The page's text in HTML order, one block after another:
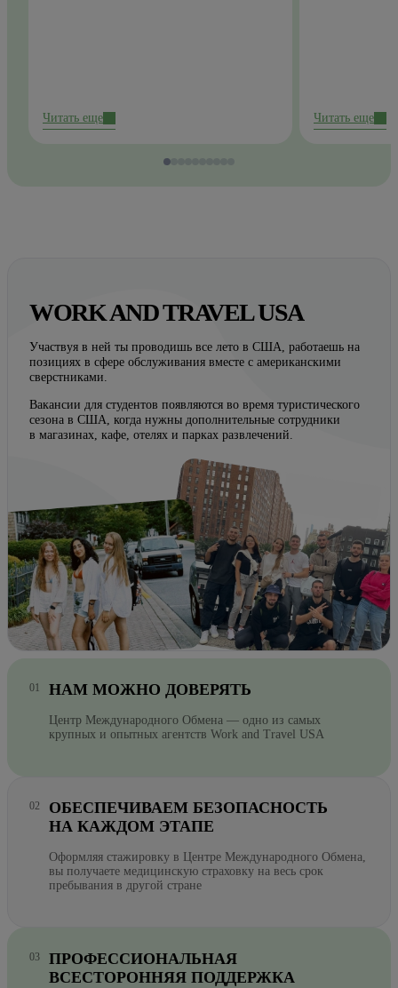
Читать еще Читать еще
WORK AND TRAVEL USA
Участвуя в ней ты проводишь все лето в США, работаешь на
позициях в сфере обслуживания вместе с американскими
сверстниками.
Вакансии для студентов появляются во время туристического
сезона в США, когда нужны дополнительные сотрудники
в магазинах, кафе, отелях и парках развлечений.
НАМ МОЖНО ДОВЕРЯТЬ
Центр Международного Обмена — одно из самых
крупных и опытных агентств Work and Travel USA
ОБЕСПЕЧИВАЕМ БЕЗОПАСНОСТЬ
НА КАЖДОМ ЭТАПЕ
Оформляя стажировку в Центре Международного Обмена,
вы получаете медицинскую страховку на весь срок
пребывания в другой стране
ПРОФЕССИОНАЛЬНАЯ
ВСЕСТОРОННЯЯ ПОДДЕРЖКА